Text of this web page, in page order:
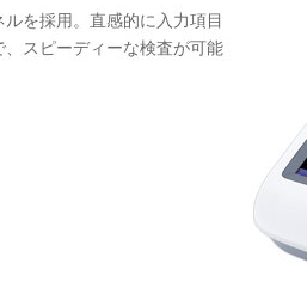
を採用。直感的に入力項目
スピーディーな検査が可能